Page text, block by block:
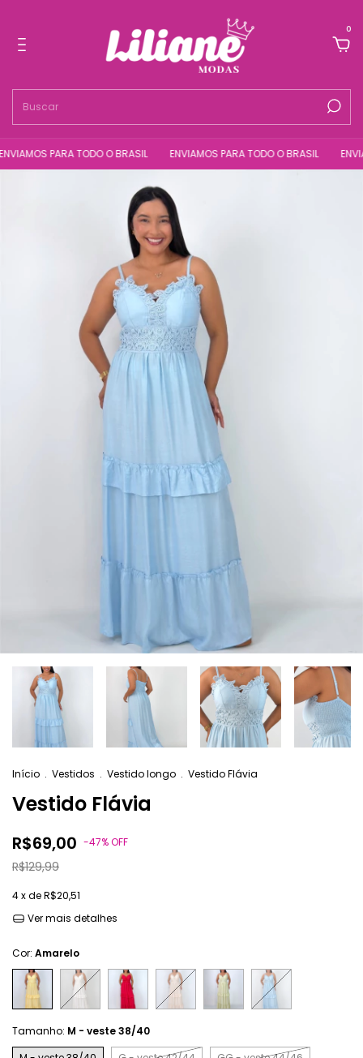
0
PARA TODO O BRASIL ENVIAMOS PARA TODO O BRASIL
Início . Vestidos . Vestido longo . Vestido Flávia
Vestido Flávia
R$69,00 -47%OFF
R$129,99
4x deR$20,51
Ver mais detalhes
Cor: Amarelo
Tamanho: M - veste 38/40